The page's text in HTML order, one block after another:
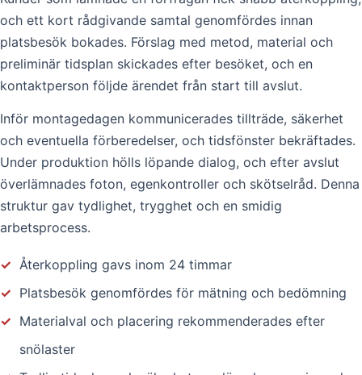
och ett kort rådgivande samtal genomfördes innan
platsbesök bokades. Förslag med metod, material och
preliminär tidsplan skickades efter besöket, och en
kontaktperson följde ärendet från start till avslut.
Inför montagedagen kommunicerades tillträde, säkerhet
och eventuella förberedelser, och tidsfönster bekräftades.
Under produktion hölls löpande dialog, och efter avslut
överlämnades foton, egenkontroller och skötselråd. Denna
struktur gav tydlighet, trygghet och en smidig
arbetsprocess.
✓ Återkoppling gavs inom 24 timmar
✓ Platsbesök genomfördes för mätning och bedömning
✓ Materialval och placering rekommenderades efter
snölaster